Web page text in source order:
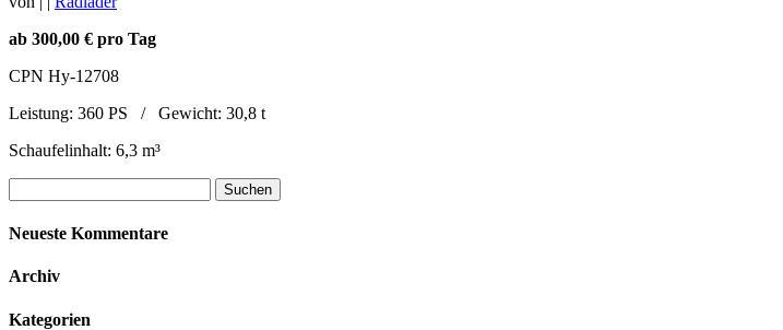
ab 300,00 € pro Tag
CPN Hy-12708
Leistung: 360 PS / Gewicht: 30,8 t
Schaufelinhalt: 6,3 m³
nach:
Neueste Kommentare
Archiv
Kategorien